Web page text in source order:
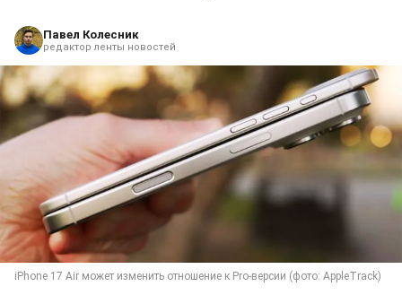
Павел Колесник
редактор ленты новостей
iPhone 17 Air может изменить отношение к Pro-версии (фото: AppleTrack)